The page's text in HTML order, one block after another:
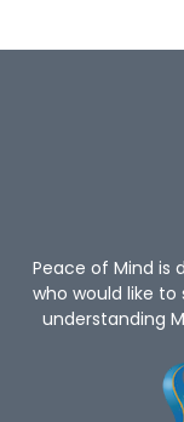
Peace of Mind is
who would like
understanding